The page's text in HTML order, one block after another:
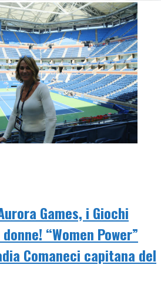
Games, i Giochi
“Women Power”
Comaneci capitana del